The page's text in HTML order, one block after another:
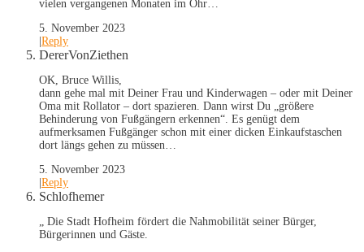
vielen vergangenen Monaten im Ohr…
5. November 2023
Reply
DererVonZiethen
OK, Bruce Willis,
dann gehe mal mit Deiner Frau und Kinderwagen – oder mit Deiner
Oma mit Rollator – dort spazieren. Dann wirst Du „größere
Behinderung von Fußgängern erkennen“. Es genügt dem
aufmerksamen Fußgänger schon mit einer dicken Einkaufstaschen
dort längs gehen zu müssen…
5. November 2023
Reply
Schlofhemer
„ Die Stadt Hofheim fördert die Nahmobilität seiner Bürger,
Bürgerinnen und Gäste.